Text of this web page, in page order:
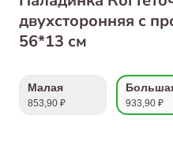
двухсторонняя с
56*13 см
Малая
853,90 ₽ 933,90 ₽